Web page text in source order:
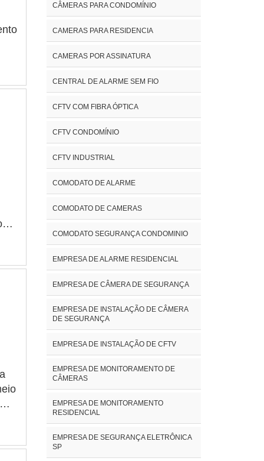
A
de
de
e
CÂMERAS PARA CONDOMÍNIO
CAMERAS PARA RESIDENCIA
CAMERAS POR ASSINATURA
CENTRAL DE ALARME SEM FIO
CFTV COM FIBRA ÓPTICA
CFTV CONDOMÍNIO
CFTV INDUSTRIAL
COMODATO DE ALARME
COMODATO DE CAMERAS
COMODATO SEGURANÇA CONDOMINIO
EMPRESA DE ALARME RESIDENCIAL
EMPRESA DE CÂMERA DE SEGURANÇA
EMPRESA DE INSTALAÇÃO DE CÂMERA
DE SEGURANÇA
EMPRESA DE INSTALAÇÃO DE CFTV
EMPRESA DE MONITORAMENTO DE
CÂMERAS
EMPRESA DE MONITORAMENTO
RESIDENCIAL
EMPRESA DE SEGURANÇA ELETRÔNICA
SP